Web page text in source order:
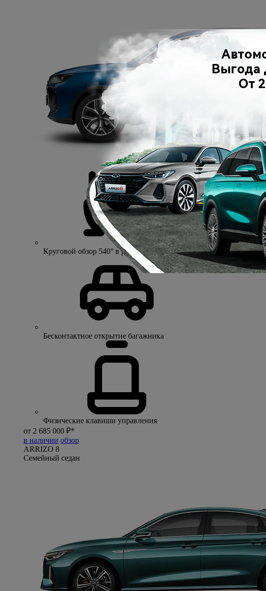
Круговой обзор 540° в режиме HD
Бесконтактное открытие багажника
Физические клавиши управления
от 2 685 000 ₽*
в наличии обзор
ARRIZO 8
Семейный седан